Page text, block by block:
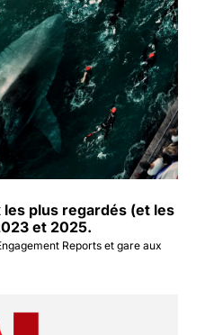
plus regardés (et les
et 2025.
Reports et gare aux